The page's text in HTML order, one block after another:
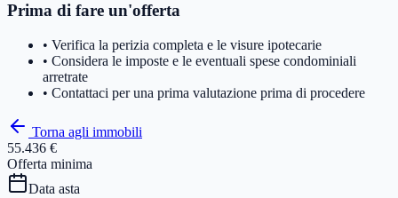
Prima di fare un'offerta
• Verifica la perizia completa e le visure ipotecarie
• Considera le imposte e le eventuali spese condominiali
arretrate
• Contattaci per una prima valutazione prima di procedere
Torna agli immobili
55.436 €
Offerta minima
Data asta